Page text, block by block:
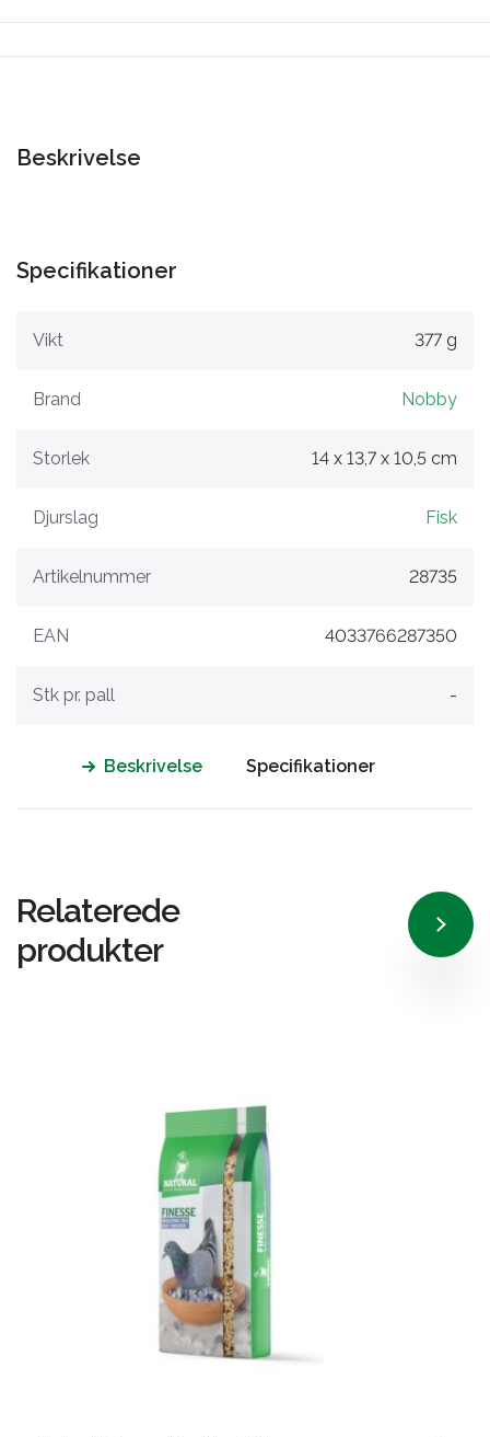
Beskrivelse
Specifikationer
Vikt 377 g
Brand Nobby
Storlek 14 x 13,7 x 10,5 cm
Djurslag Fisk
Artikelnummer 28735
EAN 4033766287350
Stk pr. pall -
Beskrivelse Specifikationer
Relaterede
produkter